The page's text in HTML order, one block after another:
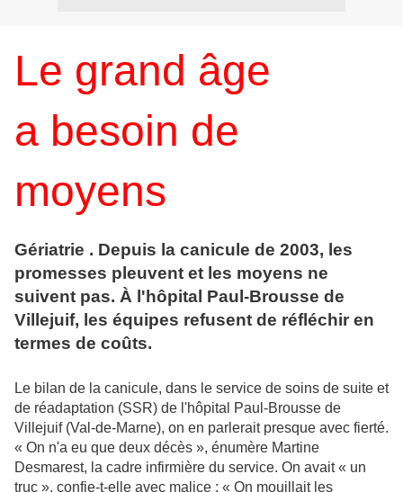
Le grand âge
a besoin de
moyens
Gériatrie . Depuis la canicule de 2003, les
promesses pleuvent et les moyens ne
suivent pas. À l'hôpital Paul-Brousse de
Villejuif, les équipes refusent de réfléchir en
termes de coûts.
Le bilan de la canicule, dans le service de soins de suite et
de réadaptation (SSR) de l'hôpital Paul-Brousse de
Villejuif (Val-de-Marne), on en parlerait presque avec fierté.
« On n'a eu que deux décès », énumère Martine
Desmarest, la cadre infirmière du service. On avait « un
truc », confie-t-elle avec malice : « On mouillait les